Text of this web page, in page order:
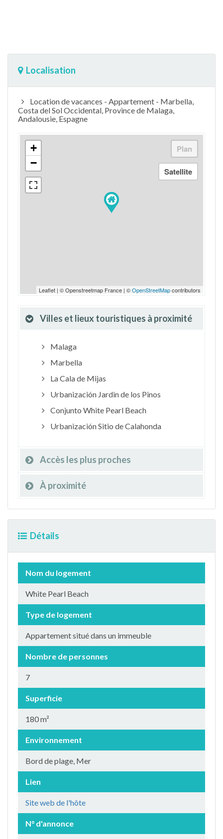
Localisation
Location de vacances - Appartement - Marbella,
Costa del Sol Occidental, Province de Malaga,
Andalousie, Espagne
+
−
Leaflet | © Openstreetmap France | ©OpenStreetMapcontributors
Villes et lieux touristiques à proximité
Malaga
Marbella
La Cala de Mijas
Urbanización Jardin de los Pinos
Conjunto White Pearl Beach
Urbanización Sitio de Calahonda
Accès les plus proches
À proximité
Détails
Nom du logement
White Pearl Beach
Type de logement
Appartement situé dans un immeuble
Nombre de personnes
7
Superficie
180 m²
Environnement
Bord de plage, Mer
Lien
Site web de l'hôte
N° d'annonce